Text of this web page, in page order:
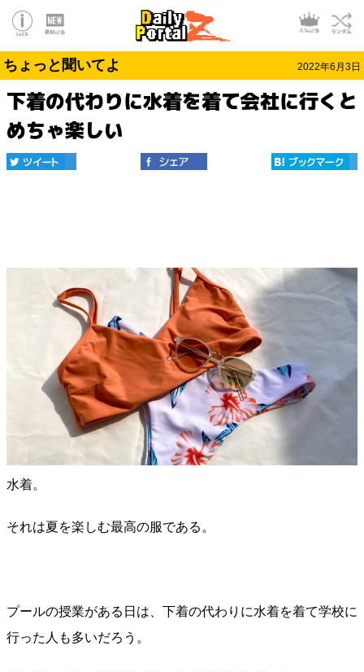
ちょっと聞いてよ 2022年6月3日
下着の代わりに水着を着て会社に行くと
めちゃ楽しい
水着。
それは夏を楽しむ最高の服である。
プールの授業がある日は、下着の代わりに水着を着て学校に
行った人も多いだろう。